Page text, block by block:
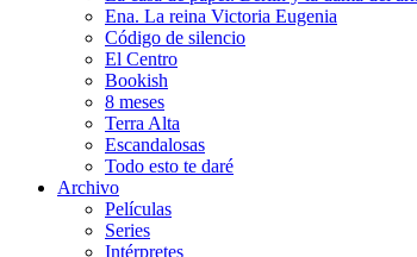
Ena. La reina Victoria Eugenia
Código de silencio
El Centro
Bookish
8 meses
Terra Alta
Escandalosas
Todo esto te daré
Archivo
Películas
Series
Intérpretes